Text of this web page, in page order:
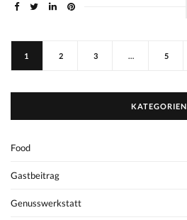
1 2 3 … 5
KATEGORIEN
Food
Gastbeitrag
Genusswerkstatt